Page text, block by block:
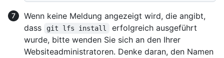
Wenn keine Meldung angezeigt wird, die angibt,
dass
git lfs install
erfolgreich ausgeführt
wurde, bitte wenden Sie sich an den Ihrer
Websiteadministratoren. Denke daran, den Namen